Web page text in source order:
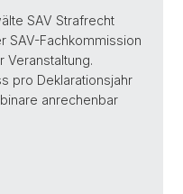
SAV Strafrecht
SAV-Fachkommission
Veranstaltung.
pro Deklarationsjahr
anrechenbar